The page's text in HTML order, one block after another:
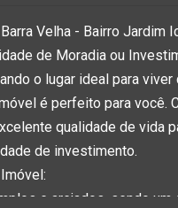
Velha - Bairro Jardim
de Moradia ou
o lugar ideal para
é perfeito para você.
qualidade de vida
de investimento.
e arejados, sendo um